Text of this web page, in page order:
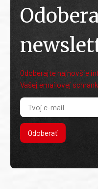
Odoberajte najnovšie
Vašej emailovej
Odoberať